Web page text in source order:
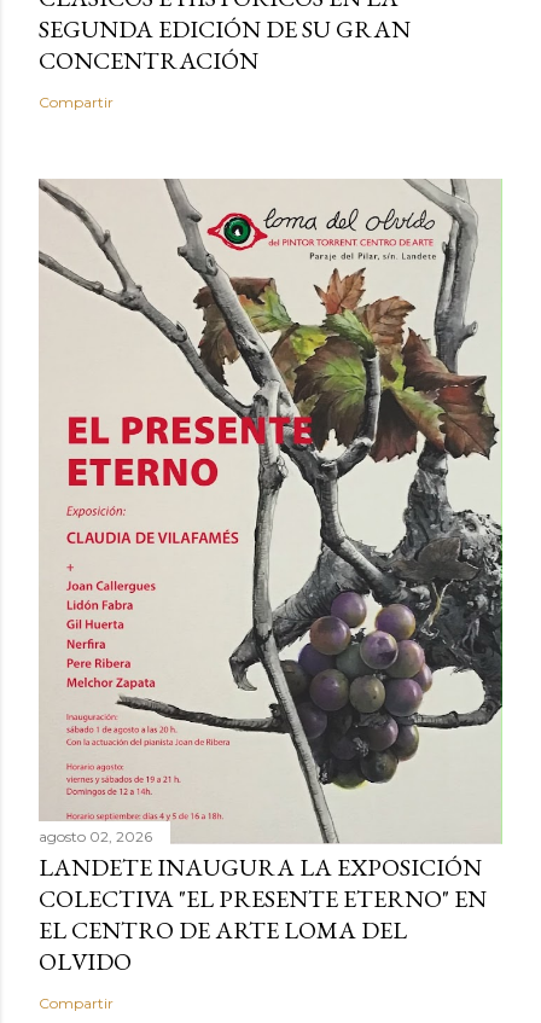
SEGUNDA EDICIÓN DE SU GRAN
CONCENTRACIÓN
Compartir
agosto 02, 2026
LANDETE INAUGURA LA EXPOSICIÓN
COLECTIVA "EL PRESENTE ETERNO" EN
EL CENTRO DE ARTE LOMA DEL
OLVIDO
Compartir